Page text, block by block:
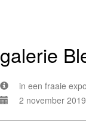
galerie
in een fraaie
2 november